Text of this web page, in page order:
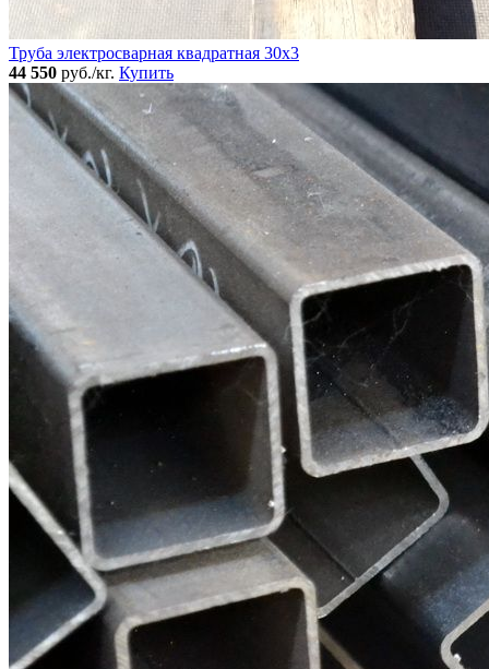
Труба электросварная квадратная 30x3
44 550 руб./кг. Купить